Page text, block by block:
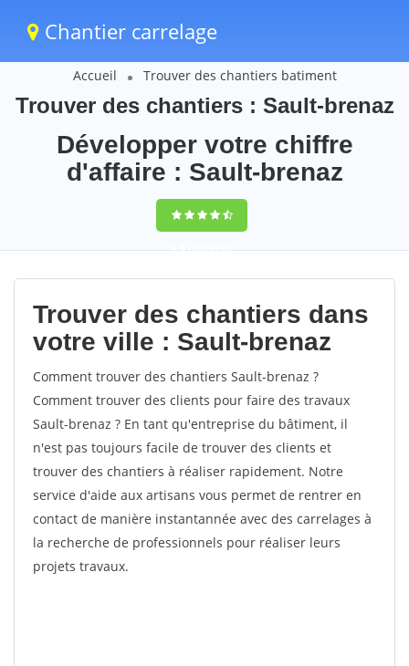
Chantier carrelage
Accueil Trouver des chantiers batiment
Trouver des chantiers : Sault-brenaz
Développer votre chiffre
d'affaire : Sault-brenaz
9,5(100%)64
votes
Trouver des chantiers dans
votre ville : Sault-brenaz
Comment trouver des chantiers Sault-brenaz ?
Comment trouver des clients pour faire des travaux
Sault-brenaz ? En tant qu'entreprise du bâtiment, il
n'est pas toujours facile de trouver des clients et
trouver des chantiers à réaliser rapidement. Notre
service d'aide aux artisans vous permet de rentrer en
contact de manière instantannée avec des carrelages à
la recherche de professionnels pour réaliser leurs
projets travaux.